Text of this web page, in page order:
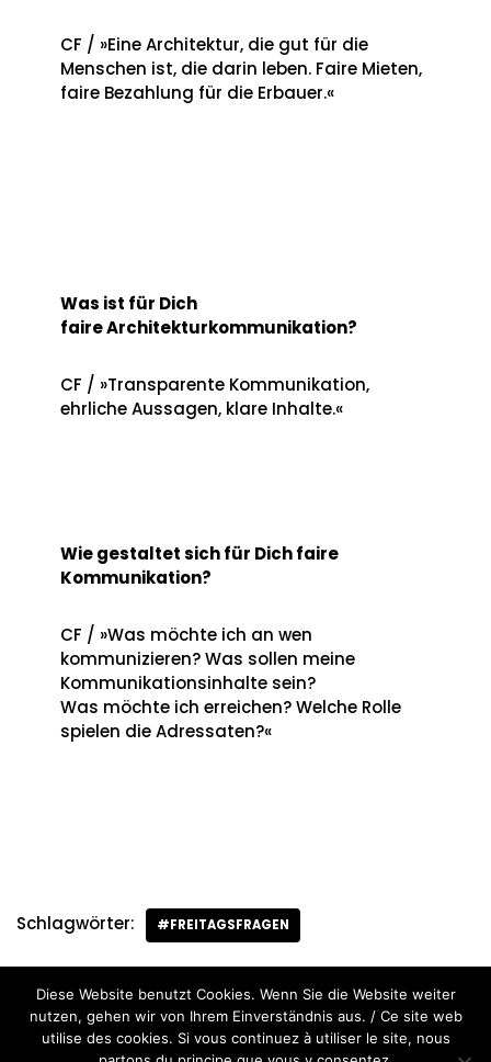
CF / »Eine Architektur, die gut für die
Menschen ist, die darin leben. Faire Mieten,
faire Bezahlung für die Erbauer.«
Was ist für Dich
faire Architekturkommunikation?
CF / »Transparente Kommunikation,
ehrliche Aussagen, klare Inhalte.«
Wie gestaltet sich für Dich faire
Kommunikation?
CF / »Was möchte ich an wen
kommunizieren? Was sollen meine
Kommunikationsinhalte sein?
Was möchte ich erreichen? Welche Rolle
spielen die Adressaten?«
Schlagwörter: #FREITAGSFRAGEN
Diese Website benutzt Cookies. Wenn Sie die Website weiter
nutzen, gehen wir von Ihrem Einverständnis aus. / Ce site web
utilise des cookies. Si vous continuez à utiliser le site, nous